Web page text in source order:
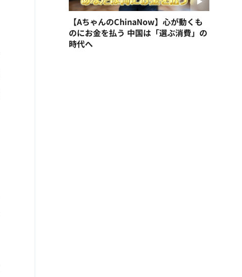
【AちゃんのChinaNow】心が動くも
のにお金を払う 中国は「選ぶ消費」の
時代へ